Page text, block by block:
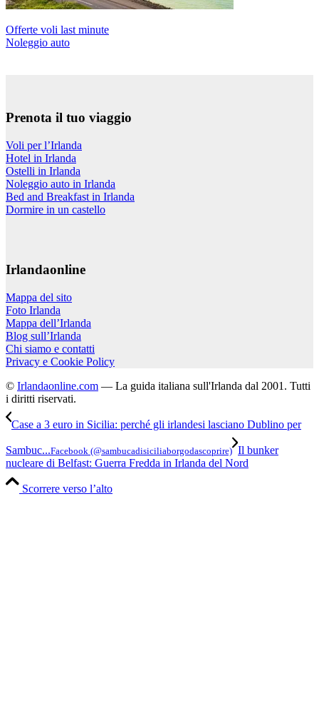
Offerte voli last minute
Noleggio auto
Prenota il tuo viaggio
Voli per l’Irlanda
Hotel in Irlanda
Ostelli in Irlanda
Noleggio auto in Irlanda
Bed and Breakfast in Irlanda
Dormire in un castello
Irlandaonline
Mappa del sito
Foto Irlanda
Mappa dell’Irlanda
Blog sull’Irlanda
Chi siamo e contatti
Privacy e Cookie Policy
© Irlandaonline.com — La guida italiana sull'Irlanda dal 2001. Tutti
i diritti riservati.
Case a 3 euro in Sicilia: perché gli irlandesi lasciano Dublino per
Sambuc...Facebook (@sambucadisiciliaborgodascoprire) Il bunker
nucleare di Belfast: Guerra Fredda in Irlanda del Nord
Scorrere verso l’alto